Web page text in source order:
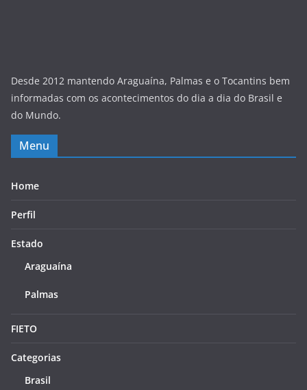
Desde 2012 mantendo Araguaína, Palmas e o Tocantins bem
informadas com os acontecimentos do dia a dia do Brasil e
do Mundo.
Menu
Home
Perfil
Estado
Araguaína
Palmas
FIETO
Categorias
Brasil